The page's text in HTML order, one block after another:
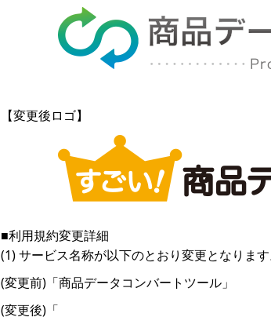
【変更後ロゴ】
■利用規約変更詳細
(1) サービス名称が以下のとおり変更となります
(変更前)「商品データコンバートツール」
(変更後)「